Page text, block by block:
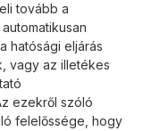
tovább a
hatósági eljárás
vagy az illetékes
ezekről szóló
felelőssége, hogy